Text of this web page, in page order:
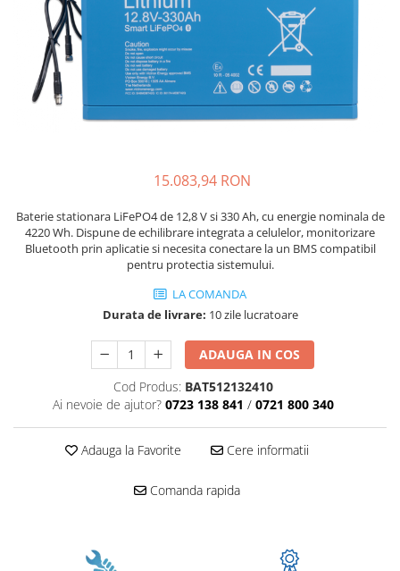
Fronius Reserva
Fronius Reserva Pro
Huawei
Pylontech
SMA
Sungrow
Accesorii stocare
Structura acoperis tigla
Structura acoperis tabla
Structura acoperis plat
15.083,94 RON
Baterie stationara LiFePO4 de 12,8 V si 330 Ah, cu energie nominala de
4220 Wh. Dispune de echilibrare integrata a celulelor, monitorizare
Bluetooth prin aplicatie si necesita conectare la un BMS compatibil
pentru protectia sistemului.
LA COMANDA
Durata de livrare: 10 zile lucratoare
ADAUGA IN COS
Cod Produs: BAT512132410
Ai nevoie de ajutor? 0723 138 841 / 0721 800 340
Adauga la Favorite Cere informatii
Comanda rapida